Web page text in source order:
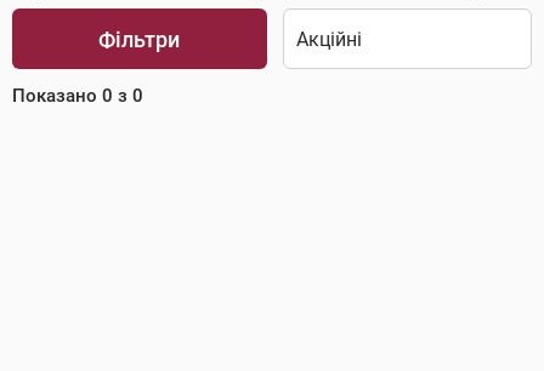
Фільтри
Показано 0 з 0